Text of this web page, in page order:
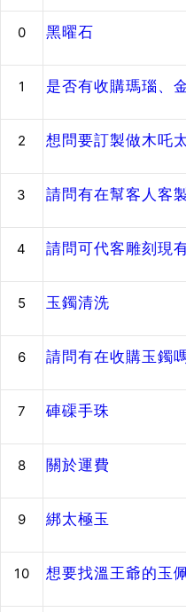
0 黑曜石
1 是否有收購瑪瑙、
2 想問要訂製做木吒
3 請問有在幫客人客
4 請問可代客雕刻現
5 玉鐲清洗
6 請問有在收購玉鐲
7 硨磲手珠
8 關於運費
9 綁太極玉
10 想要找溫王爺的玉